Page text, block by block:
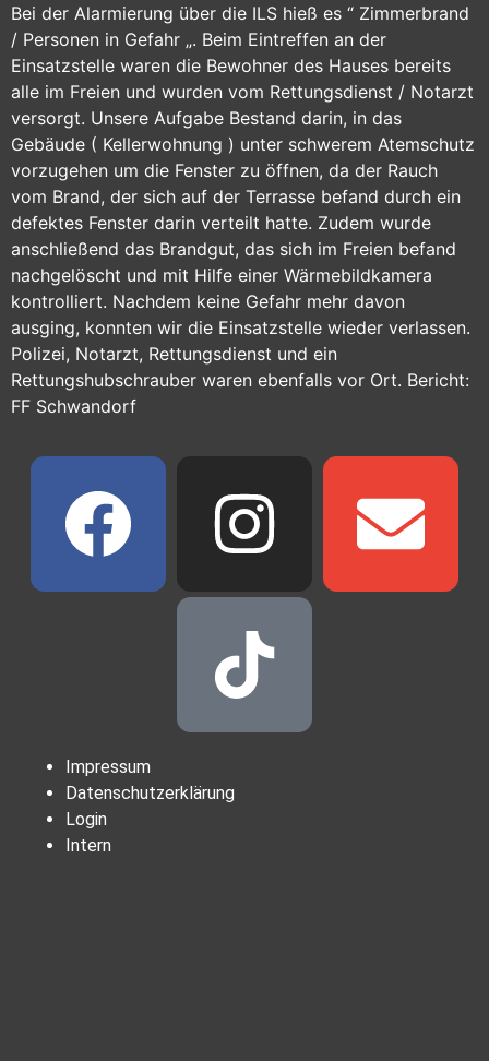
Bei der Alarmierung über die ILS hieß es “ Zimmerbrand
/ Personen in Gefahr „. Beim Eintreffen an der
Einsatzstelle waren die Bewohner des Hauses bereits
alle im Freien und wurden vom Rettungsdienst / Notarzt
versorgt. Unsere Aufgabe Bestand darin, in das
Gebäude ( Kellerwohnung ) unter schwerem Atemschutz
vorzugehen um die Fenster zu öffnen, da der Rauch
vom Brand, der sich auf der Terrasse befand durch ein
defektes Fenster darin verteilt hatte. Zudem wurde
anschließend das Brandgut, das sich im Freien befand
nachgelöscht und mit Hilfe einer Wärmebildkamera
kontrolliert. Nachdem keine Gefahr mehr davon
ausging, konnten wir die Einsatzstelle wieder verlassen.
Polizei, Notarzt, Rettungsdienst und ein
Rettungshubschrauber waren ebenfalls vor Ort. Bericht:
FF Schwandorf
Impressum
Datenschutzerklärung
Login
Intern